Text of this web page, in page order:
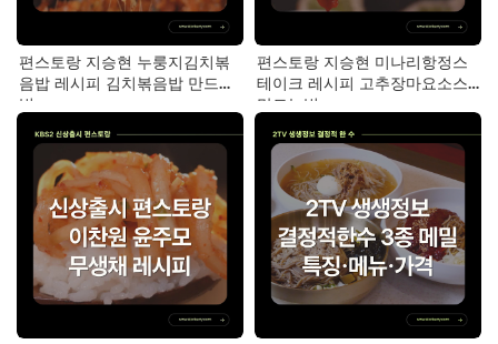
편스토랑 지승현 누룽지김치볶
음밥 레시피 김치볶음밥 만드는
법
편스토랑 지승현 미나리항정스
테이크 레시피 고추장마요소스
만드는법